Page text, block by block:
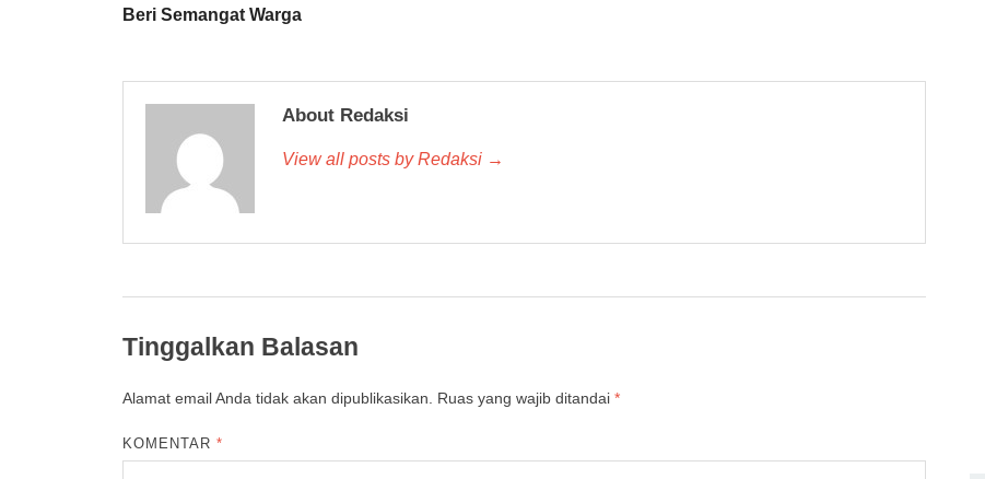
Beri Semangat Warga
About Redaksi
View all posts by Redaksi →
Tinggalkan Balasan
Alamat email Anda tidak akan dipublikasikan. Ruas yang wajib ditandai *
KOMENTAR*